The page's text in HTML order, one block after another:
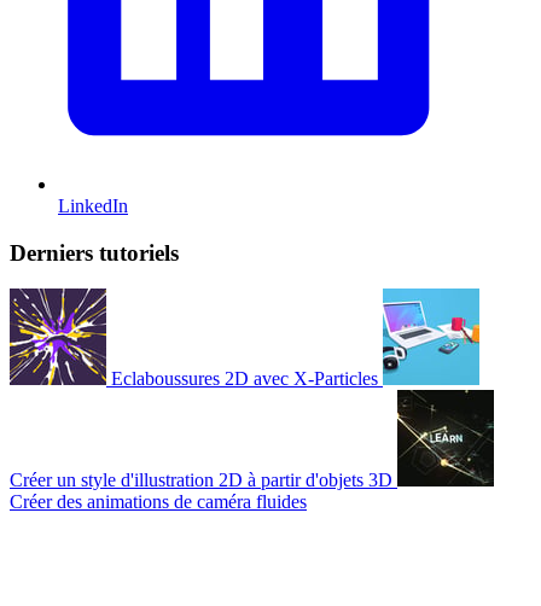
LinkedIn
Derniers tutoriels
Eclaboussures 2D avec X-Particles
Créer un style d'illustration 2D à partir d'objets 3D
Créer des animations de caméra fluides